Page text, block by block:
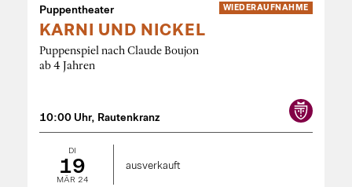
WIEDER­AUFNAHME
Puppentheater
KARNI UND NICKEL
Puppenspiel nach Claude Boujon
ab 4 Jahren
10:00 Uhr, Rautenkranz
DI
19
MÄR 24
ausverkauft